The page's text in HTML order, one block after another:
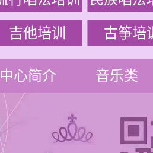
吉他培训 古筝培
中心简介 音乐类